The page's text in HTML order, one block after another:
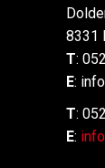
8331
T: 0
E:
T:
E: